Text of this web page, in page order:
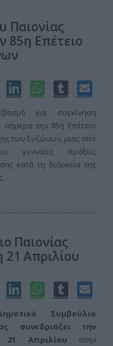
Παιονίας
85η Επέτειο
και συγκίνηση
σήμερα την 85η Επέτειο
των Ευζώνων, μιας από
γενναίες πράξεις
κατά τη διάρκεια της
Παιονίας
21 Απριλίου
Συμβούλιο
συνεδριάζει την
21 Απριλίου στην